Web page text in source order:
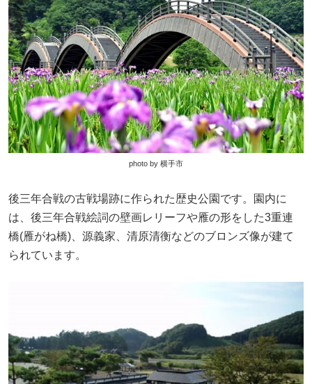
photo by 横手市
後三年合戦の古戦場跡に作られた歴史公園です。園内に
は、後三年合戦絵詞の壁画レリーフや雁の形をした3重連
橋(雁がね橋)、源義家、清原清衡などのブロンズ像が建て
られています。